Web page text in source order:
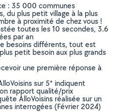
: 35 000 communes
du plus petit village à la plus
à proximité de chez vous !
toutes les 10 secondes, 3.6
par an
besoins différents, tout est
petit besoin aux plus grands
une première réponse à
sur 5* indiquent
rapport qualité/prix
AlloVoisins réalisée sur un
interrogées (Février 2024)